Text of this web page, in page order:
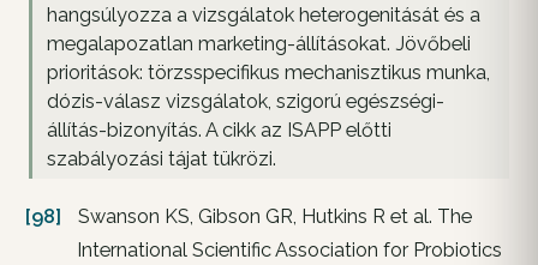
hangsúlyozza a vizsgálatok heterogenitását és a
megalapozatlan marketing-állításokat. Jövőbeli
prioritások: törzsspecifikus mechanisztikus munka,
dózis-válasz vizsgálatok, szigorú egészségi-
állítás-bizonyítás. A cikk az ISAPP előtti
szabályozási tájat tükrözi.
[98]
Swanson KS, Gibson GR, Hutkins R et al. The
International Scientific Association for Probiotics